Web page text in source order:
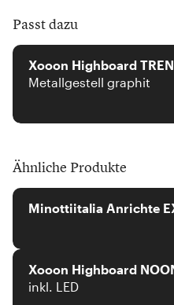
Passt dazu
Xooon Highboard
Metallgestell graphit
Ähnliche Produkte
Minottiitalia Anrichte
Xooon Highboard
inkl. LED